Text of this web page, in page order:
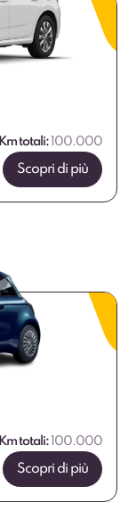
Km totali: 100.000
Scopri di più
Km totali: 100.000
Scopri di più